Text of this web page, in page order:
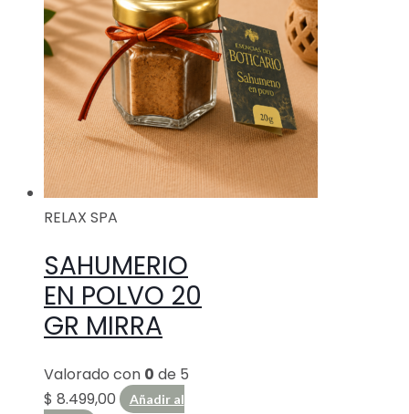
RELAX SPA
SAHUMERIO
EN POLVO 20
GR MIRRA
Valorado con 0 de 5
$ 8.499,00
Añadir al